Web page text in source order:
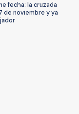
fecha: la cruzada
de noviembre y ya